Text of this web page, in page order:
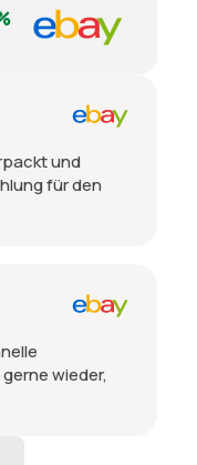
und
für den
wieder,